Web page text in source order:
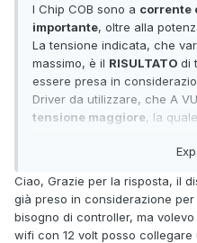
I Chip COB sono a corrente
importante, oltre alla
La tensione indicata, che
massimo, è il RISULTATO di
essere presa in
Driver da utilizzare, che A
tensione maggiore, la
Ricapitolando, la tensione
Devi individuare un Driver
e ingresso PWM, e pilotarlo
Ciao, Grazie per la risposta, il
già preso in considerazione
bisogno di controller, ma
wifi con 12 volt posso